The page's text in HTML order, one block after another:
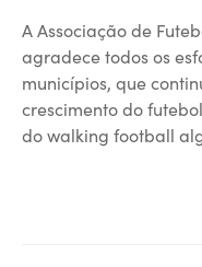
A Associação de
agradece todos os
municípios, que
crescimento do
dowalking football